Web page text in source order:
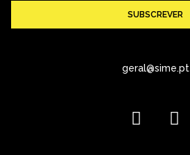
SUBSCREVER
geral@sime.pt